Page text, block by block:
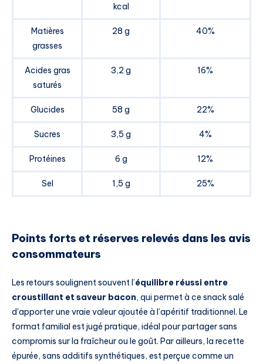
kcal
Matières
grasses
28 g 40%
Acides gras
saturés
3,2 g 16%
Glucides 58 g 22%
Sucres 3,5 g 4%
Protéines 6 g 12%
Sel 1,5 g 25%
Points forts et réserves relevés dans les avis
consommateurs
Les retours soulignent souvent l’équilibre réussi entre
croustillant et saveur bacon, qui permet à ce snack salé
d’apporter une vraie valeur ajoutée à l’apéritif traditionnel. Le
format familial est jugé pratique, idéal pour partager sans
compromis sur la fraîcheur ou le goût. Par ailleurs, la recette
épurée, sans additifs synthétiques, est perçue comme un